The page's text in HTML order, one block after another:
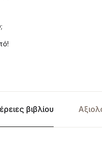
βιβλίου